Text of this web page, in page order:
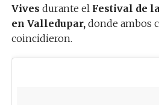
Vives durante el Festival de
en Valledupar, donde ambos
coincidieron.